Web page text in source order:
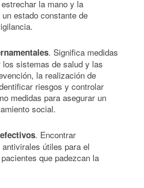
la mano y la
estado constante de
. Significa medidas
sistemas de salud y las
la realización de
riesgos y controlar
medidas para asegurar un
social.
. Encontrar
útiles para el
que padezcan la